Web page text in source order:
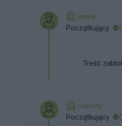
jonne
Początkujący
Treść
rokonty
Początkujący